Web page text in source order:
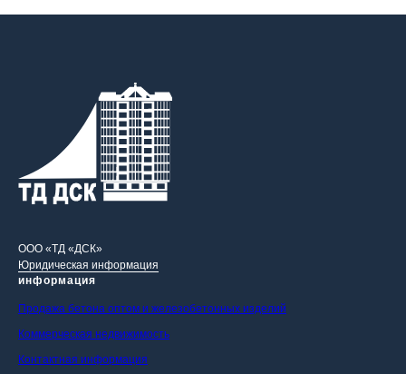
ООО «ТД «ДСК»
Юридическая информация
информация
Продажа бетона оптом и железобетонных изделий
Коммерческая недвижимость
Контактная информация